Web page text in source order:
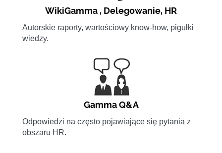
WikiGamma , Delegowanie, HR
Autorskie raporty, wartościowy know-how, pigułki
wiedzy.
Gamma Q&A
Odpowiedzi na często pojawiające się pytania z
obszaru HR.